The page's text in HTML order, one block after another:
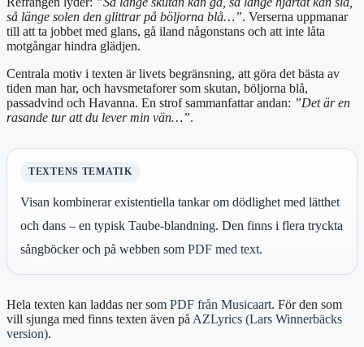
så länge solen den glittrar på böljorna blå…”. Verserna uppmanar
till att ta jobbet med glans, gå iland någonstans och att inte låta
motgångar hindra glädjen.
Centrala motiv i texten är livets begränsning, att göra det bästa av
tiden man har, och havsmetaforer som skutan, böljorna blå,
passadvind och Havanna. En strof sammanfattar andan: ”Det är en
rasande tur att du lever min vän…”.
TEXTENS TEMATIK
Visan kombinerar existentiella tankar om dödlighet med lätthet
och dans – en typisk Taube‑blandning. Den finns i flera tryckta
sångböcker och på webben som PDF med text.
Hela texten kan laddas ner som PDF från Musicaart. För den som
vill sjunga med finns texten även på AZLyrics (Lars Winnerbäcks
version).